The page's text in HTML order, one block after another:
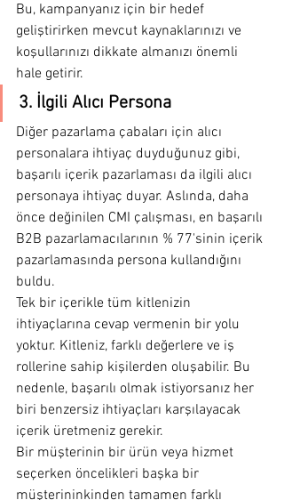
Bu, kampanyanız için bir hedef
geliştirirken mevcut kaynaklarınızı ve
koşullarınızı dikkate almanızı önemli
hale getirir.
3. İlgili Alıcı Persona
Diğer pazarlama çabaları için alıcı
personalara ihtiyaç duyduğunuz gibi,
başarılı içerik pazarlaması da ilgili alıcı
personaya ihtiyaç duyar. Aslında, daha
önce değinilen CMI çalışması, en başarılı
B2B pazarlamacılarının % 77'sinin içerik
pazarlamasında persona kullandığını
buldu.
Tek bir içerikle tüm kitlenizin
ihtiyaçlarına cevap vermenin bir yolu
yoktur. Kitleniz, farklı değerlere ve iş
rollerine sahip kişilerden oluşabilir. Bu
nedenle, başarılı olmak istiyorsanız her
biri benzersiz ihtiyaçları karşılayacak
içerik üretmeniz gerekir.
Bir müşterinin bir ürün veya hizmet
seçerken öncelikleri başka bir
müşterininkinden tamamen farklı